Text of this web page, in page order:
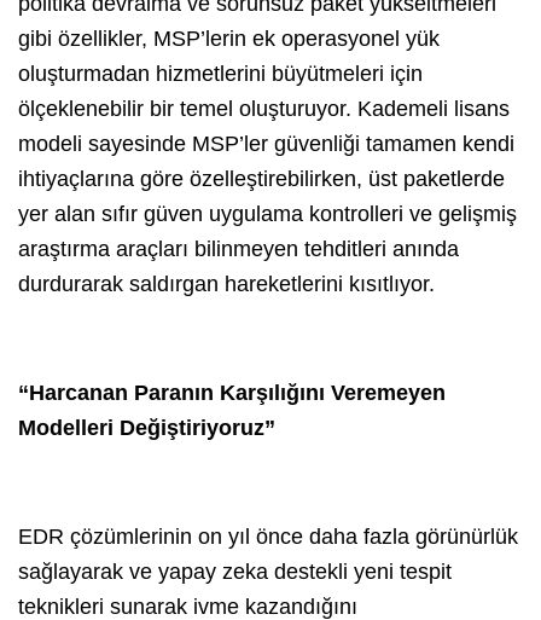
gibi özellikler, MSP’lerin ek operasyonel yük
oluşturmadan hizmetlerini büyütmeleri için
ölçeklenebilir bir temel oluşturuyor. Kademeli lisans
modeli sayesinde MSP’ler güvenliği tamamen kendi
ihtiyaçlarına göre özelleştirebilirken, üst paketlerde
yer alan sıfır güven uygulama kontrolleri ve gelişmiş
araştırma araçları bilinmeyen tehditleri anında
durdurarak saldırgan hareketlerini kısıtlıyor.
“Harcanan Paranın Karşılığını Veremeyen
Modelleri Değiştiriyoruz”
EDR çözümlerinin on yıl önce daha fazla görünürlük
sağlayarak ve yapay zeka destekli yeni tespit
teknikleri sunarak ivme kazandığını